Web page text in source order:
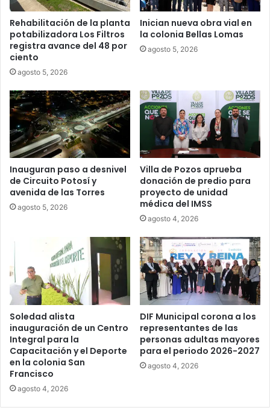
Rehabilitación de la planta
potabilizadora Los Filtros
registra avance del 48 por
ciento
agosto 5, 2026
Inician nueva obra vial en
la colonia Bellas Lomas
agosto 5, 2026
Inauguran paso a desnivel
de Circuito Potosí y
avenida de las Torres
agosto 5, 2026
Villa de Pozos aprueba
donación de predio para
proyecto de unidad
médica del IMSS
agosto 4, 2026
Soledad alista
inauguración de un Centro
Integral para la
Capacitación y el Deporte
en la colonia San
Francisco
agosto 4, 2026
DIF Municipal corona a los
representantes de las
personas adultas mayores
para el periodo 2026-2027
agosto 4, 2026